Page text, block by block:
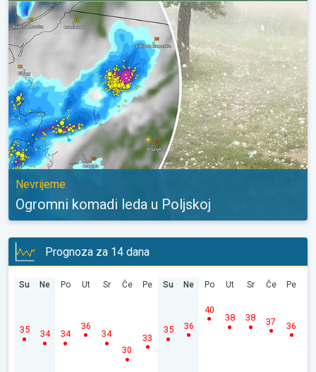
Ogromni komadi leda u Poljskoj. Nevrijeme. . .
Nevrijeme
Ogromni komadi leda u Poljskoj
Prognoza za 14 dana
Su
35
Ne
34
Po
34
Ut
36
Sr
34
Če
30
Pe
33
Su
35
Ne
36
Po
40
Ut
38
Sr
38
Če
37
Pe
36